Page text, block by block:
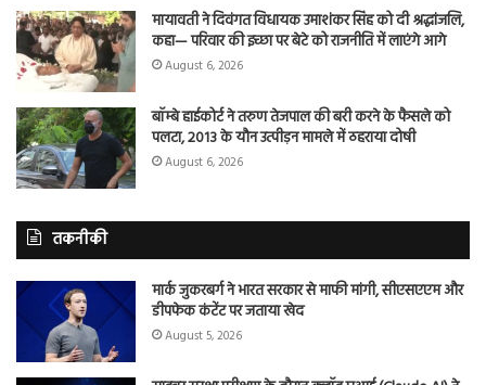
मायावती ने दिवंगत विधायक उमाशंकर सिंह को दी श्रद्धांजलि,
कहा— परिवार की इच्छा पर बेटे को राजनीति में लाएंगे आगे
August 6, 2026
बॉम्बे हाईकोर्ट ने तरुण तेजपाल की बरी करने के फैसले को
पलटा, 2013 के यौन उत्पीड़न मामले में ठहराया दोषी
August 6, 2026
तकनीकी
मार्क जुकरबर्ग ने भारत सरकार से माफी मांगी, सीएसएएम और
डीपफेक कंटेंट पर जताया खेद
August 5, 2026